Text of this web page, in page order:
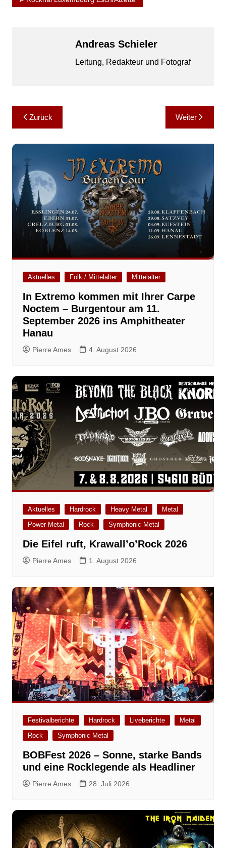
Andreas Schieler
Leitung, Redakteur und Fotograf
Beitragsnavigation
Zurück Weiter
Aktuelles Folk / Mittelalter Mittelalter
In Extremo kommen mit Ihrer Carpe
Noctem – Burgentour am 11.
September 2026 ins Amphitheater
Hanau
Pierre Ames 4. August 2026
Aktuelles Hardrock Heavy Metal
Metal
Power Metal
Rock Symphonic Metal
Die Eifel ruft, Krawall’o’Rock 2026
Pierre Ames 1. August 2026
Festivalberichte Hardrock Liveberichte
Metal
Rock
Symphonic Metal
BOBFest 2026 – Sonne, starke Bands
und eine Rocklegende als Headliner
Pierre Ames 28. Juli 2026